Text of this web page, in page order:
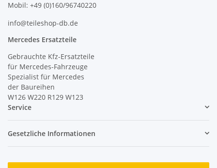
Mobil: +49 (0)160/96740220
info@teileshop-db.de
Mercedes Ersatzteile
Gebrauchte Kfz-Ersatzteile
für Mercedes-Fahrzeuge
Spezialist für Mercedes
der Baureihen
W126 W220 R129 W123
Service
Gesetzliche Informationen